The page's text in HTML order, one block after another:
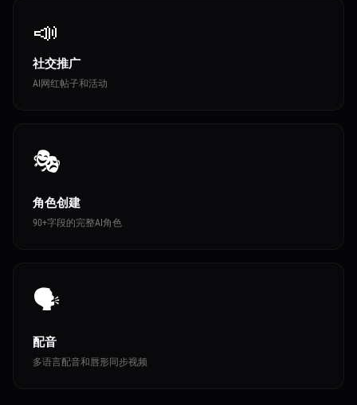
📣
社交推广
AI网红帖子和活动
🎭
角色创建
90+字段的完整AI角色
🗣️
配音
多语言配音和唇形同步视频